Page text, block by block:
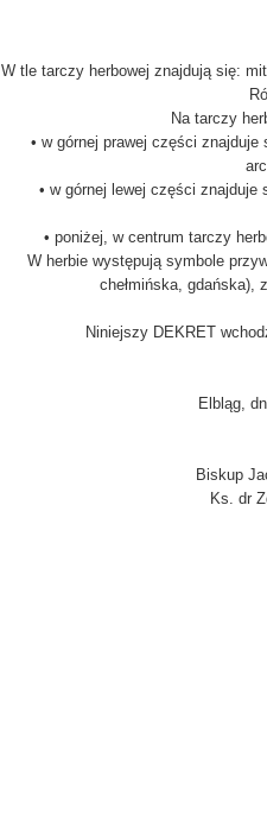
W tle tarczy herbowej znajdują się:
Na tarczy
• w górnej prawej części
• w górnej lewej części znajduje
• poniżej, w centrum tarczy
W herbie występują symbole
chełmińska, gdańska),
Niniejszy DEKRET
Elbląg,
Biskup
Ks. dr